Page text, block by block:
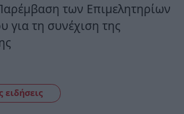
των Επιμελητηρίων
για τη συνέχιση της
ειδήσεις